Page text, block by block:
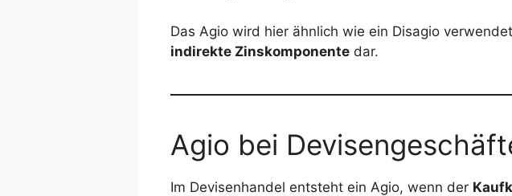
Das Agio wird hier ähnlich wie ein Disagio
indirekte Zinskomponente dar.
Agio bei
Im Devisenhandel entsteht ein Agio, wenn der